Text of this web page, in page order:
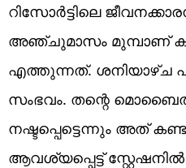
റിസോർട്ടിലെ
അഞ്ചുമാസം മുമ്പാണ്
എത്തുന്നത്. ശനിയാഴ്ച
സംഭവം. തന്റെ
നഷ്ടപ്പെട്ടെന്നും അത്
ആവശ്യപ്പെട്ട്